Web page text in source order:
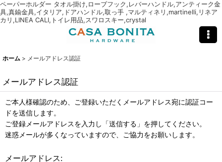
ペーパーホルダー タオル掛け,ローブフック,レバーハンドル,アンティーク金
具,真鍮金具,イタリア,ドアハンドル,取っ手 ,マルティネリ,martinelli,リネア
カリ,LINEA CALI,トイレ用品,スワロスキー,crystal
ホーム > メールアドレス認証
メールアドレス認証
ご本人様確認のため、ご登録いただくメールアドレス宛に認証コー
ドを送信します。
ご登録メールアドレスを入力し「送信する」を押してください。
迷惑メールが多くなっていますので、ご協力をお願いします。
メールアドレス: